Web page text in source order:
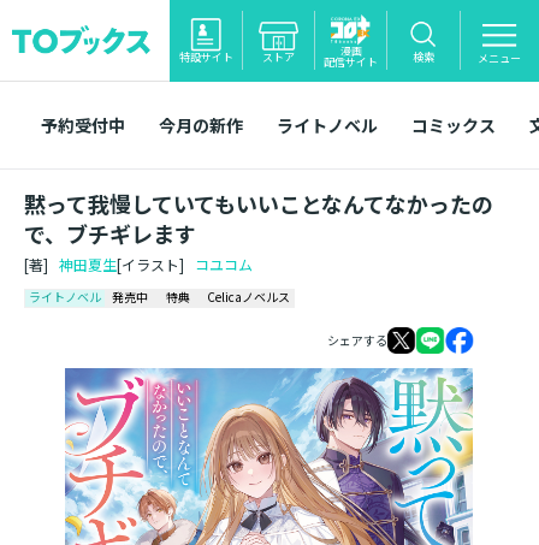
特設サイト ストア 漫画
配信サイト 検索 メニュー
予約受付中 今月の新作 ライトノベル コミックス
黙って我慢していてもいいことなんてなかったの
で、ブチギレます
[著] 神田夏生[イラスト] コユコム
ライトノベル 発売中 特典 Celicaノベルス
シェアする